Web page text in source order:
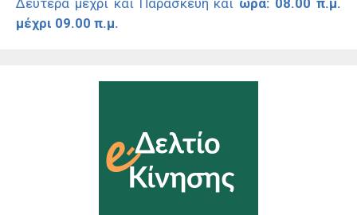
Δευτέρα μέχρι και Παρασκευή και ώρα: 08.00 π.μ.
μέχρι 09.00 π.μ.